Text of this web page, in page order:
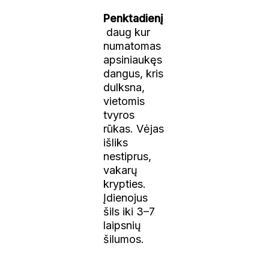
Penktadienį
daug kur
numatomas
apsiniaukęs
dangus, kris
dulksna,
vietomis
tvyros
rūkas. Vėjas
išliks
nestiprus,
vakarų
krypties.
Įdienojus
šils iki 3–7
laipsnių
šilumos.